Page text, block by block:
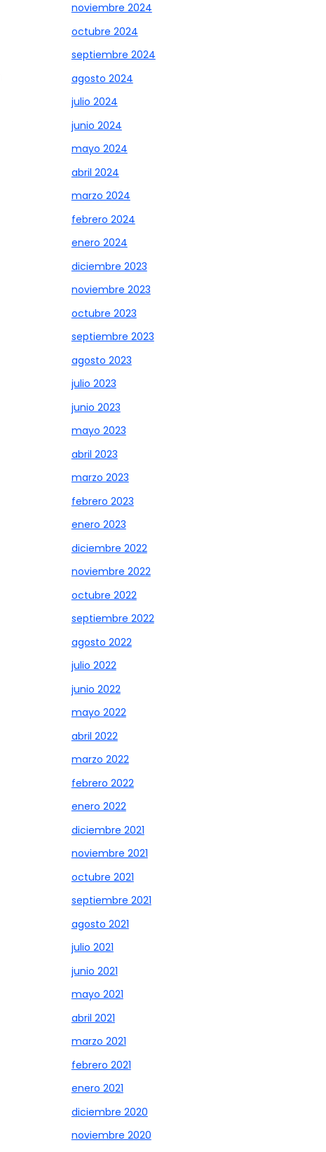
noviembre 2024
octubre 2024
septiembre 2024
agosto 2024
julio 2024
junio 2024
mayo 2024
abril 2024
marzo 2024
febrero 2024
enero 2024
diciembre 2023
noviembre 2023
octubre 2023
septiembre 2023
agosto 2023
julio 2023
junio 2023
mayo 2023
abril 2023
marzo 2023
febrero 2023
enero 2023
diciembre 2022
noviembre 2022
octubre 2022
septiembre 2022
agosto 2022
julio 2022
junio 2022
mayo 2022
abril 2022
marzo 2022
febrero 2022
enero 2022
diciembre 2021
noviembre 2021
octubre 2021
septiembre 2021
agosto 2021
julio 2021
junio 2021
mayo 2021
abril 2021
marzo 2021
febrero 2021
enero 2021
diciembre 2020
noviembre 2020